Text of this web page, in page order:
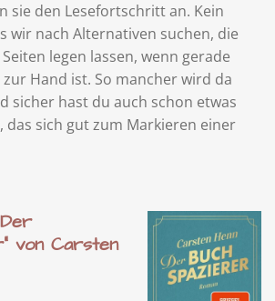
sie den Lesefortschritt an. Kein
wir nach Alternativen suchen, die
legen lassen, wenn gerade
Hand ist. So mancher wird da
sicher hast du auch schon etwas
das sich gut zum Markieren einer
von Carsten